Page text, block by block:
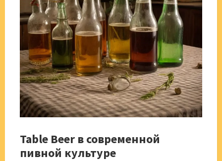
Table Beer в современной
пивной культуре